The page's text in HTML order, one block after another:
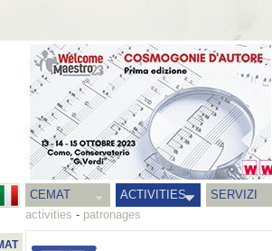
CEMAT ACTIVITIES SERVIZI
activities - patronages